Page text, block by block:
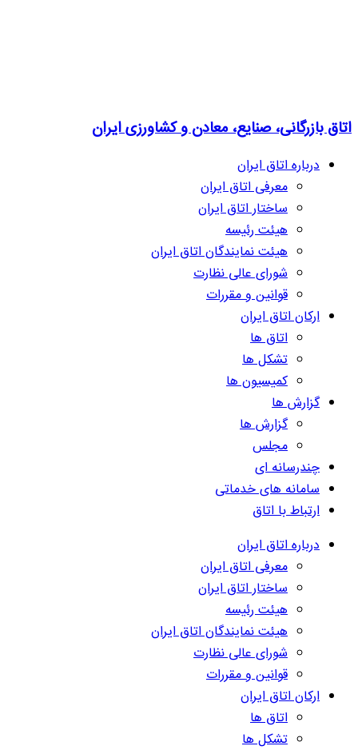
اتاق بازرگانی، صنایع، معادن و کشاورزی ایران
درباره اتاق ایران
معرفی اتاق ایران
ساختار اتاق ایران
هیئت رئیسه
هیئت نمایندگان اتاق ایران
شورای عالی نظارت
قوانین و مقررات
ارکان اتاق ایران
اتاق ها
تشکل ها
کمیسیون ها
گزارش ها
گزارش ها
مجلس
چندرسانه ای
سامانه های خدماتی
ارتباط با اتاق
درباره اتاق ایران
معرفی اتاق ایران
ساختار اتاق ایران
هیئت رئیسه
هیئت نمایندگان اتاق ایران
شورای عالی نظارت
قوانین و مقررات
ارکان اتاق ایران
اتاق ها
تشکل ها